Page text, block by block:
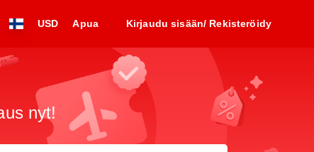
USD Apua Kirjaudu sisään/ Rekisteröidy
nyt!